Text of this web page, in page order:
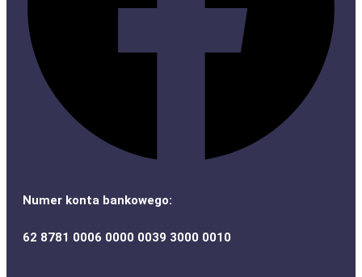
Numer konta bankowego:
62 8781 0006 0000 0039 3000 0010